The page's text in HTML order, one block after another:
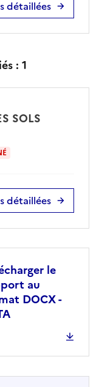
détaillées
: 1
SOLS
détaillées
le
au
DOCX -